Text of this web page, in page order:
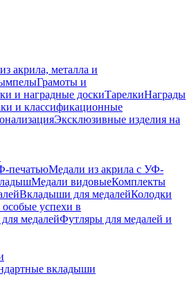
акрила, металла и
Грамоты и
и наградные доскиТарелкиНаграды
и классификационные
Эксклюзивные изделия на
печатьюМедали из акрила с УФ-
Медали видовыеКомплекты
Вкладыши для медалейКолодки
успехи в
медалейФутляры для медалей и
вкладыши